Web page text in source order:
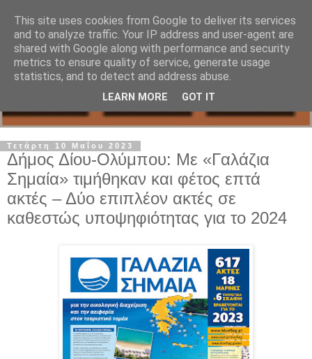
Τετάρτη 10 Μαΐου 2023
Δήμος Δίου-Ολύμπου: Με «Γαλάζια
Σημαία» τιμήθηκαν και φέτος επτά
ακτές – Δύο επιπλέον ακτές σε
καθεστώς υποψηφιότητας για το 2024
This site uses cookies from Google to deliver its services
and to analyze traffic. Your IP address and user-agent are
shared with Google along with performance and security
metrics to ensure quality of service, generate usage
statistics, and to detect and address abuse.
LEARN MORE GOT IT